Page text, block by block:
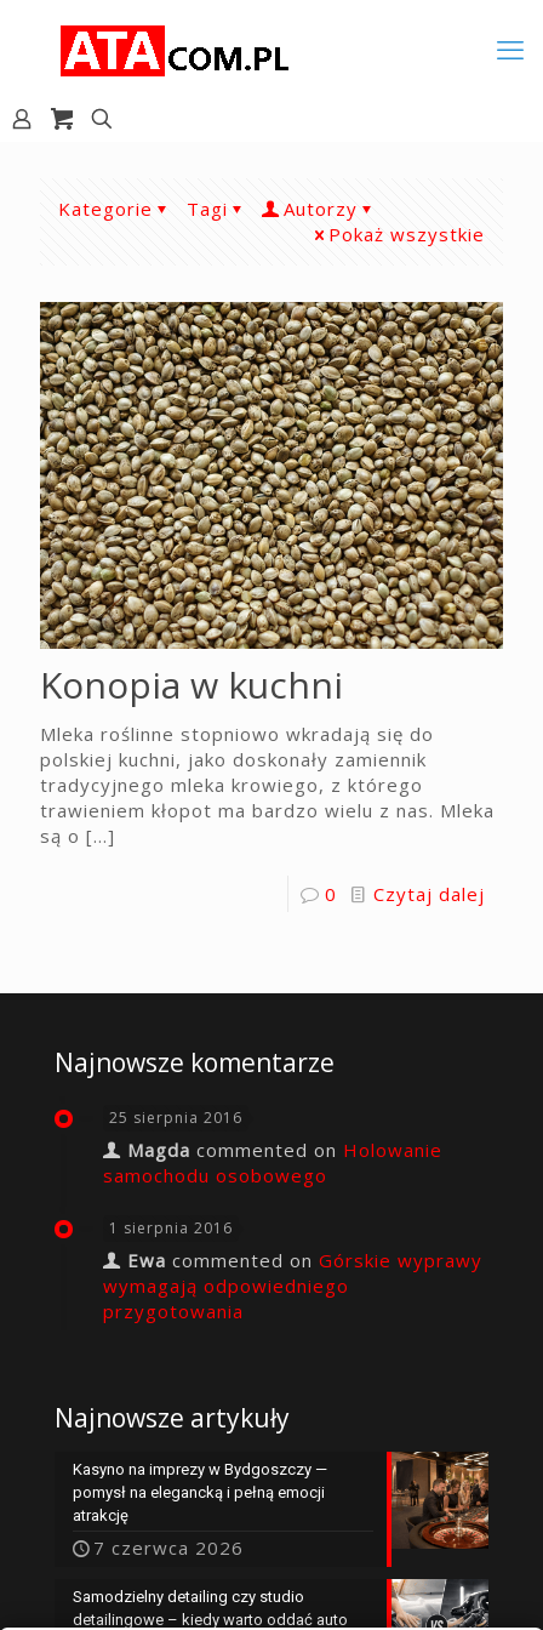
Kategorie Tagi
Autorzy
Pokaż wszystkie
Konopia w kuchni
Mleka roślinne stopniowo wkradają się do
polskiej kuchni, jako doskonały zamiennik
tradycyjnego mleka krowiego, z którego
trawieniem kłopot ma bardzo wielu z nas. Mleka
są o […]
0 Czytaj dalej
Najnowsze komentarze
25 sierpnia 2016
Magda commented on Holowanie
samochodu osobowego
1 sierpnia 2016
Ewa commented on Górskie wyprawy
wymagają odpowiedniego
przygotowania
Najnowsze artykuły
Kasyno na imprezy w Bydgoszczy —
pomysł na elegancką i pełną emocji
atrakcję
7 czerwca 2026
Samodzielny detailing czy studio
detailingowe – kiedy warto oddać auto